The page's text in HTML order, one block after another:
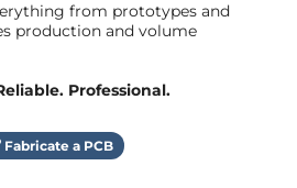
from prototypes and
production and volume
Professional.
Fabricate a PCB